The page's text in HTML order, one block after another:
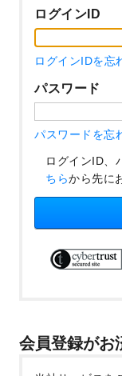
ログインID
ログインIDを忘
パスワード
パスワードを忘
ログインID、
ちらから先に
会員登録がお